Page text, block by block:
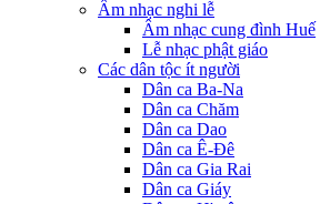
Âm nhạc nghi lễ
Âm nhạc cung đình Huế
Lễ nhạc phật giáo
Các dân tộc ít người
Dân ca Ba-Na
Dân ca Chăm
Dân ca Dao
Dân ca Ê-Đê
Dân ca Gia Rai
Dân ca Giáy